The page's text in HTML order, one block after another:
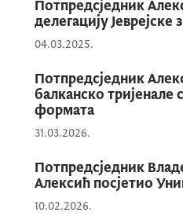
Гимназија „Свети
године. Прва
школске 2023/24.
установи која ради
гимназија који је
савјет за образовање
Завода за школство и
добијеној од
науке, културе и
Потпредсједник
делегацију
04.03.2025.
Потпредсједник
балканско тријенале
формата
31.03.2026.
Потпредсједник
Алексић посјетио
10.02.2026.